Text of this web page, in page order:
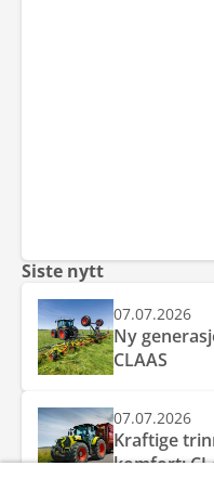
Siste nytt
07.07.2026
Ny
CLAAS
07.07.2026
Kraftige
komfort: